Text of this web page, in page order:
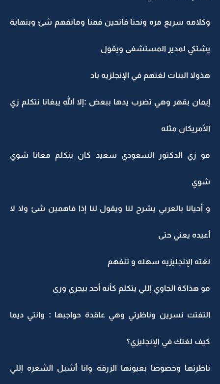
وكلامه سريع مره ونحنا فاتحين فمنا ومانفهم شئ وبنهاية
يشتكي لمدير المستشفى ويقول
هذولا البنات لغتهم في الإنجلزيه باد
إيمان بقهر وهي تضرب يدها ببعض :إلا الله يبغانا نتكلم زي
الأمريكان مثله
مو زي الدكتور السعودي سعيد كان يتكلم معانا شوي
شوي
و أحيانا بالعربي يشرح لنا ويقول لنا إذا فاهمين شئ ولا لا
أعيده يعني حتى
لغته الإنجليزيه سهله و تنفهم
مو هذاكة الجاوي إللي يتكلم كأنه أحد بيجري ورى
التفتت نسرين وناظرتي وهي عاقدة حواجبها : وانتي ديما
كيف لغتك في الإنجليزي؟
ناظرتها وخصوصا بعيونها الزرقة وانا أشيل الشعره إللي